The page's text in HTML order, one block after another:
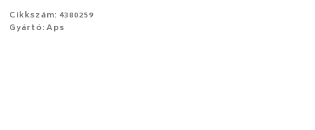
Cikkszám: 4380259
Gyártó: Aps